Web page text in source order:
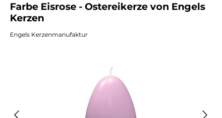
Farbe Eisrose - Ostereikerze von Engels
Kerzen
Engels Kerzenmanufaktur